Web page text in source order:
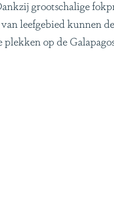
grootschalige
leefgebied kunnen
op de